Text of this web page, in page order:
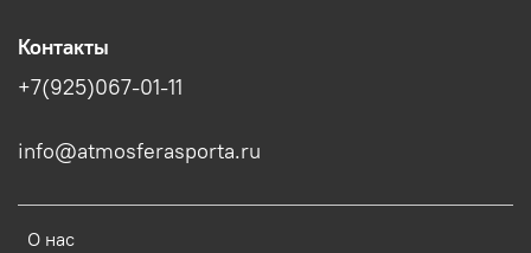
О нас
Контакты
+7(925)067-01-11
info@atmosferasporta.ru